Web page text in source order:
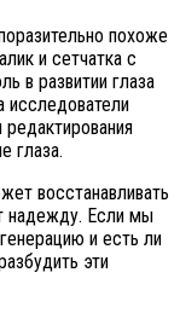
похоже
и сетчатка с
в развитии глаза
исследователи
глаза.
восстанавливать
надежду. Если мы
и есть ли
эти